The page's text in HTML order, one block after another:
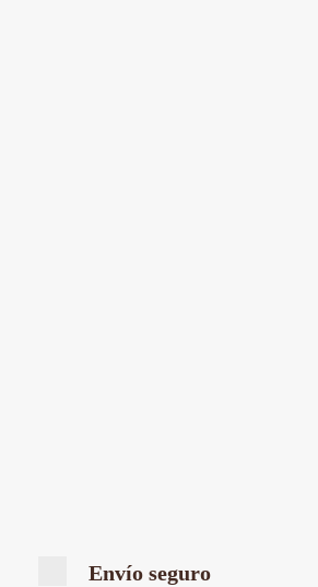
Envío seguro